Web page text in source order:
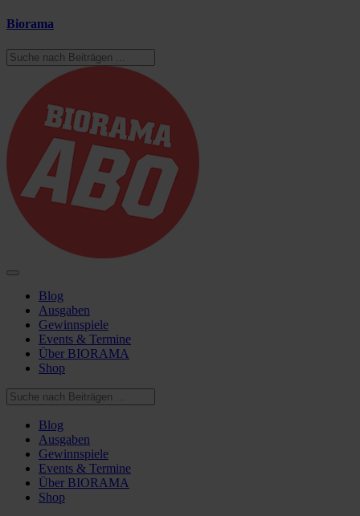
Biorama
Blog
Ausgaben
Gewinnspiele
Events & Termine
Über BIORAMA
Shop
Blog
Ausgaben
Gewinnspiele
Events & Termine
Über BIORAMA
Shop